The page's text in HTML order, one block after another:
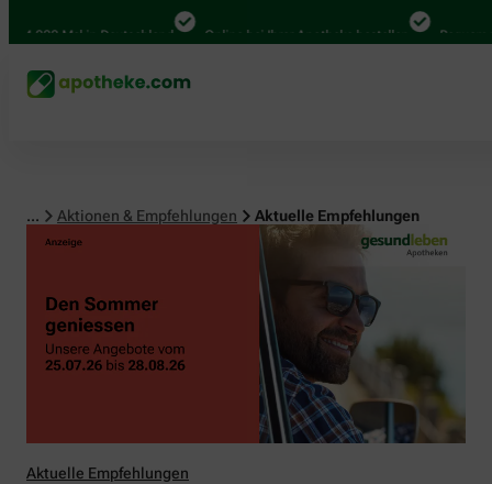
Mal in Deutschland Online bei Ihrer Apotheke bestellen Bequem
... Aktionen & Empfehlungen Aktuelle Empfehlungen
Aktuelle Empfehlungen